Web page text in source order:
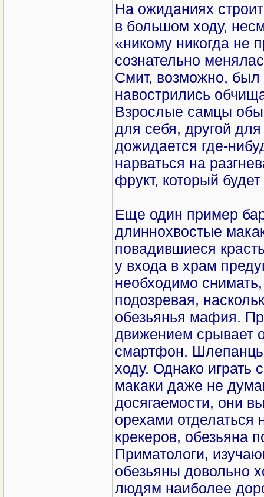
На ожиданиях
в большом ходу,
«никому никогда не
сознательно
Смит, возможно, был
навострились
Взрослые самцы
для себя, другой
дожидается где-
нарваться на
фрукт, который
Еще один пример
длиннохвостые
повадившиеся
у входа в храм
необходимо
подозревая,
обезьянья мафия.
движением срывает
смартфон. Шлепанцы
ходу. Однако играть
макаки даже не
досягаемости, они
орехами
крекеров, обезьяна
Приматологи,
обезьяны довольно
людям наиболее